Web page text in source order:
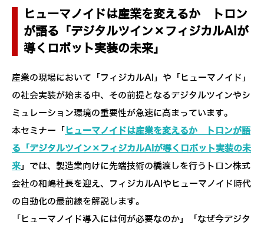
ヒューマノイドは産業を変えるか トロン
が語る「デジタルツイン×フィジカルAIが
導くロボット実装の未来」
産業の現場において「フィジカルAI」や「ヒューマノイド」
の社会実装が始まる中、その前提となるデジタルツインやシ
ミュレーション環境の重要性が急速に高まっています。
本セミナー「 ヒューマノイドは産業を変えるか トロンが語
る「デジタルツイン×フィジカルAIが導くロボット実装の未
来」では、製造業向けに先端技術の橋渡しを行うトロン株式
会社の和嶋社長を迎え、フィジカルAIやヒューマノイド時代
の自動化の最前線を解説します。
「ヒューマノイド導入には何が必要なのか」「なぜ今デジタ